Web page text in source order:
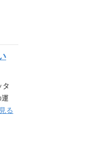
を
タ
定
る